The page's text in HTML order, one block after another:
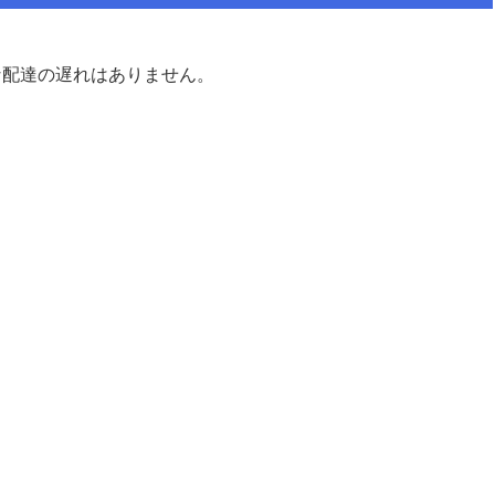
達の遅れはありません。